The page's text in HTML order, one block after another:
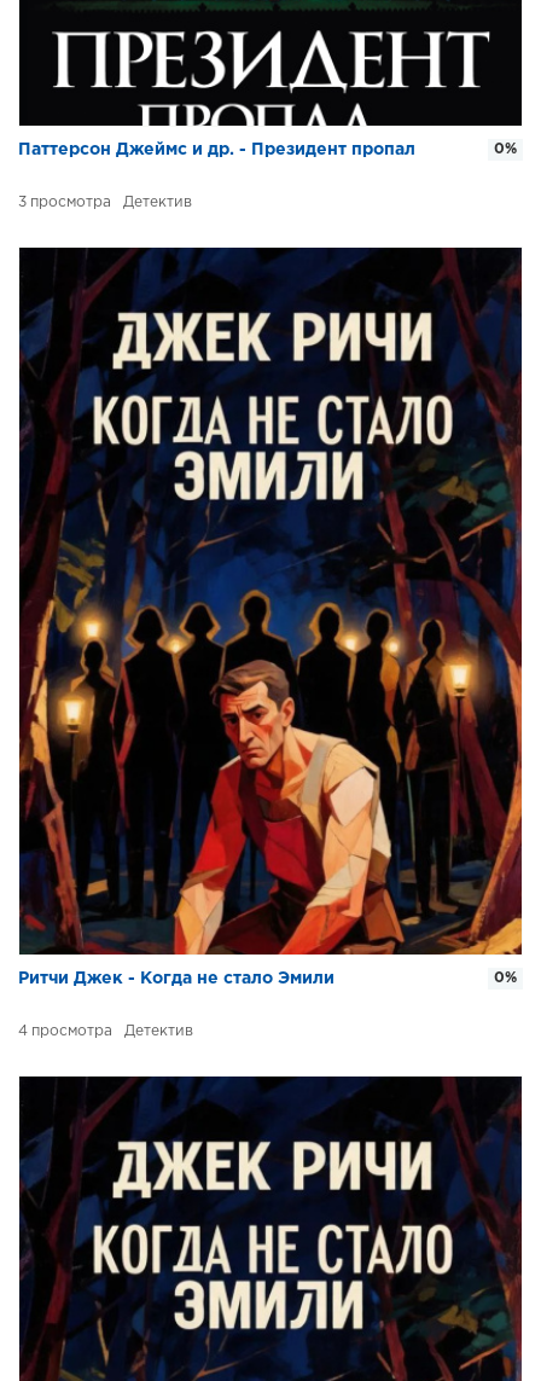
Паттерсон Джеймс и др. - Президент пропал
3 Детектив
0%
Ритчи Джек - Когда не стало Эмили
4 Детектив
0%